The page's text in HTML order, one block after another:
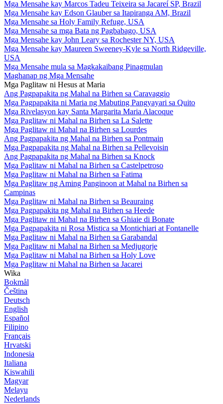
Mga Mensahe kay Marcos Tadeu Teixeira sa Jacareí SP, Brazil
Mga Mensahe kay Edson Glauber sa Itapiranga AM, Brazil
Mga Mensahe sa Holy Family Refuge, USA
Mga Mensahe sa mga Bata ng Pagbabago, USA
Mga Mensahe kay John Leary sa Rochester NY, USA
Mga Mensahe kay Maureen Sweeney-Kyle sa North Ridgeville,
USA
Mga Mensahe mula sa Magkakaibang Pinagmulan
Maghanap ng Mga Mensahe
Mga Paglitaw ni Hesus at Maria
Ang Pagpapakita ng Mahal na Birhen sa Caravaggio
Mga Pagpapakita ni Maria ng Mabuting Pangyayari sa Quito
Mga Rivelasyon kay Santa Margarita Maria Alacoque
Mga Paglitaw ni Mahal na Birhen sa La Salette
Mga Paglitaw ni Mahal na Birhen sa Lourdes
Ang Pagpapakita ng Mahal na Birhen sa Pontmain
Mga Pagpapakita ng Mahal na Birhen sa Pellevoisin
Ang Pagpapakita ng Mahal na Birhen sa Knock
Mga Paglitaw ni Mahal na Birhen sa Castelpetroso
Mga Paglitaw ni Mahal na Birhen sa Fatima
Mga Paglitaw ng Aming Panginoon at Mahal na Birhen sa
Campinas
Mga Paglitaw ni Mahal na Birhen sa Beauraing
Mga Pagpapakita ng Mahal na Birhen sa Heede
Mga Paglitaw ni Mahal na Birhen sa Ghiaie di Bonate
Mga Pagpapakita ni Rosa Mistica sa Montichiari at Fontanelle
Mga Paglitaw ni Mahal na Birhen sa Garabandal
Mga Paglitaw ni Mahal na Birhen sa Medjugorje
Mga Paglitaw ni Mahal na Birhen sa Holy Love
Mga Paglitaw ni Mahal na Birhen sa Jacarei
Wika
Bokmål
Čeština
Deutsch
English
Español
Filipino
Français
Hrvatski
Indonesia
Italiana
Kiswahili
Magyar
Melayu
Nederlands